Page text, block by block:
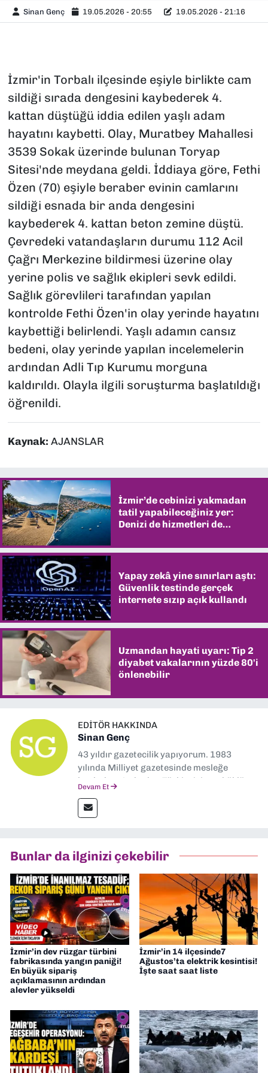
Sinan Genç 19.05.2026 - 20:55 19.05.2026 - 21:16
İzmir'in Torbalı ilçesinde eşiyle birlikte cam
sildiği sırada dengesini kaybederek 4.
kattan düştüğü iddia edilen yaşlı adam
hayatını kaybetti. Olay, Muratbey Mahallesi
3539 Sokak üzerinde bulunan Toryap
Sitesi'nde meydana geldi. İddiaya göre, Fethi
Özen (70) eşiyle beraber evinin camlarını
sildiği esnada bir anda dengesini
kaybederek 4. kattan beton zemine düştü.
Çevredeki vatandaşların durumu 112 Acil
Çağrı Merkezine bildirmesi üzerine olay
yerine polis ve sağlık ekipleri sevk edildi.
Sağlık görevlileri tarafından yapılan
kontrolde Fethi Özen'in olay yerinde hayatını
kaybettiği belirlendi. Yaşlı adamın cansız
bedeni, olay yerinde yapılan incelemelerin
ardından Adli Tıp Kurumu morguna
kaldırıldı. Olayla ilgili soruşturma başlatıldığı
öğrenildi.
Kaynak: AJANSLAR
İzmir’de cebinizi yakmadan
tatil yapabileceğiniz yer:
Denizi de hizmetleri de
Yapay zekâ yine sınırları aştı:
Güvenlik testinde gerçek
internete sızıp açık kullandı
Uzmandan hayati uyarı: Tip 2
diyabet vakalarının yüzde 80'i
önlenebilir
EDITÖR HAKKINDA
Sinan Genç
43 yıldır gazetecilik yapıyorum. 1983
yılında Milliyet gazetesinde mesleğe
başladım. Ardından Türkiye’nin en köklü
muhabir, editör, müdür yardımcısı ve spor
müdürü olarak görev yaptım. Ayrıca Yeni
Gazetesi'nde editörlük yapıyorum
Devam Et
Bunlar da ilginizi çekebilir
İzmir’in dev rüzgar türbini
fabrikasında yangın paniği!
En büyük sipariş
açıklamasının ardından
alevler yükseldi
İzmir’in 14 ilçesinde7
Ağustos’ta elektrik kesintisi!
İşte saat saat liste